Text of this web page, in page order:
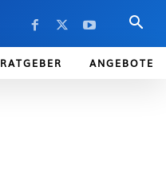
RATGEBER ANGEBOTE